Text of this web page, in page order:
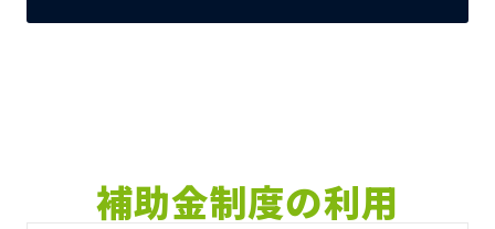
補助金制度の利用